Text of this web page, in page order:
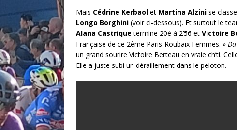
Mais Cédrine Kerbaol et Martina Alzini se
Longo Borghini (voir ci-dessous). Et surtout le
Alana Castrique termine 20è à 2’56 et Victoire
Française de ce 2ème Paris-Roubaix Femmes. »
un grand sourire Victoire Berteau en vraie ch’ti.
Elle a juste subi un déraillement dans le peloton.